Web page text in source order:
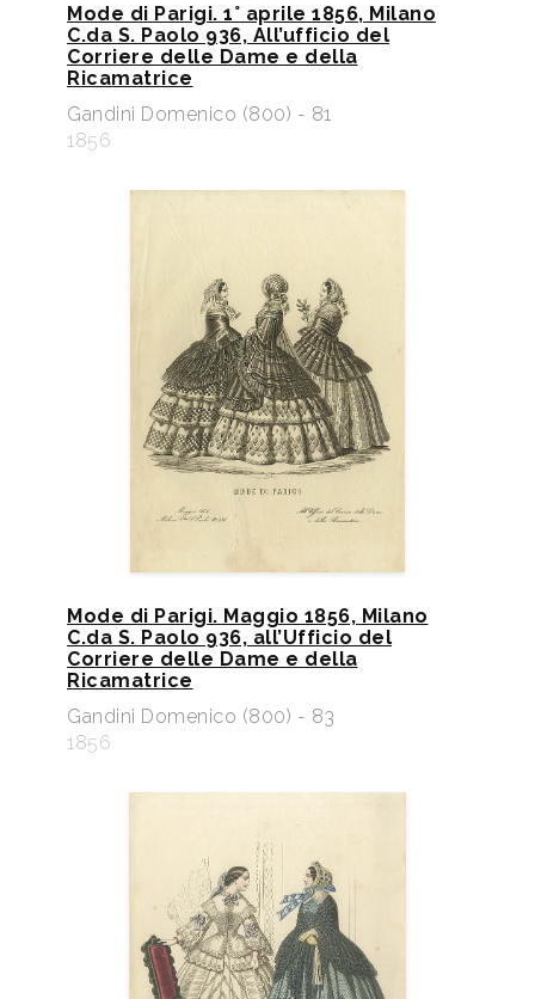
Mode di Parigi. 1° aprile 1856, Milano
C.da S. Paolo 936, All’ufficio del
Corriere delle Dame e della
Ricamatrice
Gandini Domenico (800) - 81
1856
Mode di Parigi. Maggio 1856, Milano
C.da S. Paolo 936, all’Ufficio del
Corriere delle Dame e della
Ricamatrice
Gandini Domenico (800) - 83
1856